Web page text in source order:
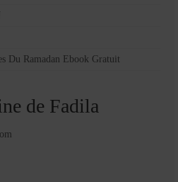
Du Ramadan Ebook Gratuit
de Fadila